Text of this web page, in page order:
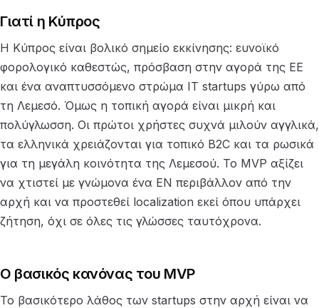
Γιατί η Κύπρος
Η Κύπρος είναι βολικό σημείο εκκίνησης: ευνοϊκό
φορολογικό καθεστώς, πρόσβαση στην αγορά της ΕΕ
και ένα αναπτυσσόμενο στρώμα IT startups γύρω από
τη Λεμεσό. Όμως η τοπική αγορά είναι μικρή και
πολύγλωσση. Οι πρώτοι χρήστες συχνά μιλούν αγγλικά,
τα ελληνικά χρειάζονται για τοπικό B2C και τα ρωσικά
για τη μεγάλη κοινότητα της Λεμεσού. Το MVP αξίζει
να χτιστεί με γνώμονα ένα EN περιβάλλον από την
αρχή και να προστεθεί localization εκεί όπου υπάρχει
ζήτηση, όχι σε όλες τις γλώσσες ταυτόχρονα.
Ο βασικός κανόνας του MVP
Το βασικότερο λάθος των startups στην αρχή είναι να